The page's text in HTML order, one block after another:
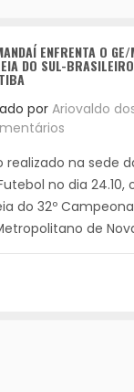
ENFRENTA O
DO SUL-
por Ariovaldo
na sede
no dia 24.10,
do 32º
de